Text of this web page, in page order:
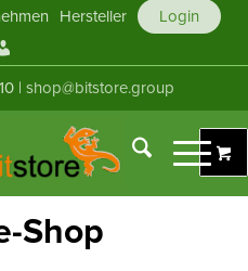
Hersteller
Login
Konto
|shop@bitstore.group
Shop